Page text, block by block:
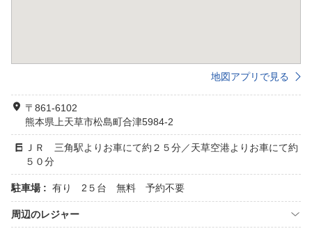
地図アプリで見る
〒861-6102
熊本県上天草市松島町合津5984-2
ＪＲ 三角駅よりお車にて約２５分／天草空港よりお車にて約
５０分
駐車場 : 有り 2５台 無料 予約不要
周辺のレジャー